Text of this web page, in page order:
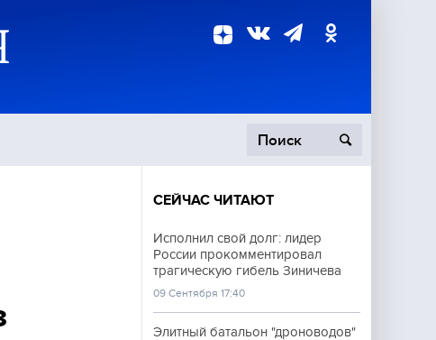
Происшествия
СЕЙЧАС ЧИТАЮТ
Исполнил свой долг: лидер
России прокомментировал
трагическую гибель Зиничева
09 Сентября 17:40
Элитный батальон "дроноводов"